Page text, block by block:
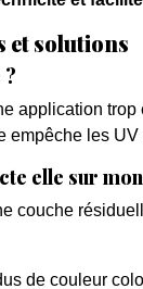
et solutions
application
empêche les
elle sur
couche
de couleur